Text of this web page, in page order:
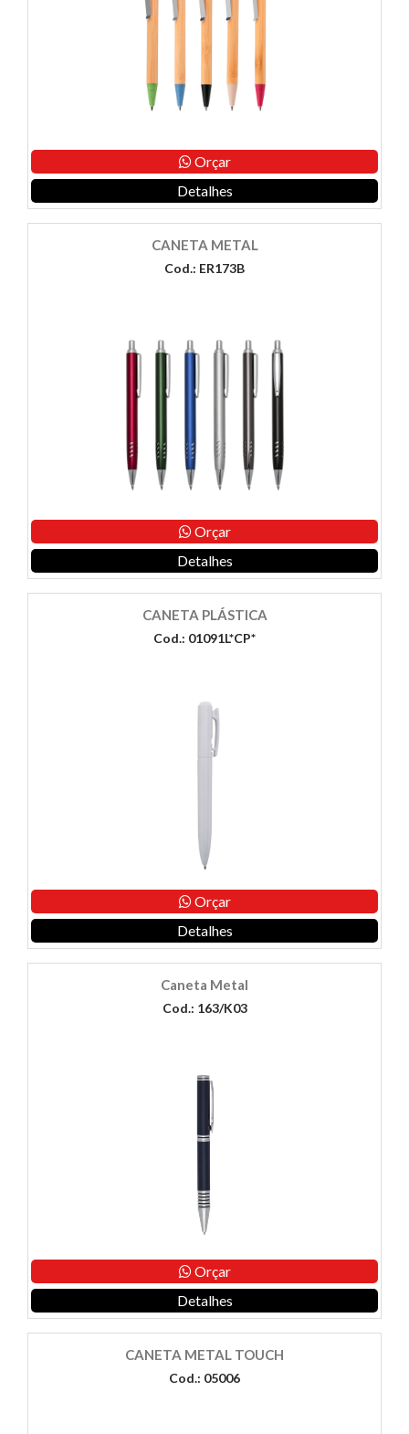
Orçar
Detalhes
CANETA METAL
Cod.: ER173B
Orçar
Detalhes
CANETA PLÁSTICA
Cod.: 01091L*CP*
Orçar
Detalhes
Caneta Metal
Cod.: 163/K03
Orçar
Detalhes
CANETA METAL TOUCH
Cod.: 05006